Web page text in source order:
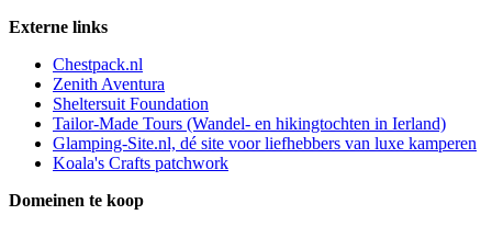
Externe links
Chestpack.nl
Zenith Aventura
Sheltersuit Foundation
Tailor-Made Tours (Wandel- en hikingtochten in Ierland)
Glamping-Site.nl, dé site voor liefhebbers van luxe kamperen
Koala's Crafts patchwork
Domeinen te koop